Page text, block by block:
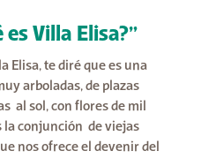
es Villa Elisa?”
Elisa, te diré que es una
arboladas, de plazas
al sol, con flores de mil
la conjunción de viejas
nos ofrece el devenir del